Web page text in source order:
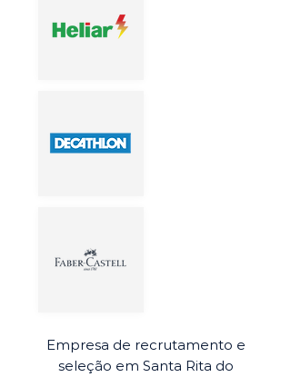
Empresa de recrutamento e
seleção em Santa Rita do